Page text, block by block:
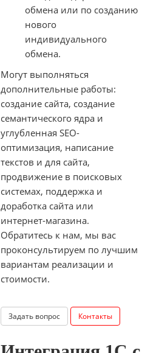
обмена или по созданию
нового
индивидуального
обмена.
Могут выполняться
дополнительные работы:
создание сайта, создание
семантического ядра и
углубленная SEO-
оптимизация, написание
текстов и для сайта,
продвижение в поисковых
системах, поддержка и
доработка сайта или
интернет-магазина.
Обратитесь к нам, мы вас
проконсультируем по лучшим
вариантам реализации и
стоимости.
Задать вопрос Контакты